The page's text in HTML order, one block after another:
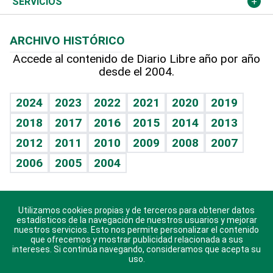
Hablando con el pediatra
Vida y familia
Eñe
Celebrando la vida
Sin complejos
En pocas palabras
Escuchando al corazón
Economía Personal
Línea de hit
TBT Deportivo
Más firmas
Hecho en casa
Guía del dinero
Cumpleaños
Horóscopos
Crucigramas
ARCHIVO HISTÓRICO
Accede al contenido de Diario Libre año por año
desde el 2004.
2024 2023 2022 2021 2020
2019
2018
2017 2016 2015 2014
2013
2012
2011 2010 2009 2008
2007
2006
2005 2004
Descarga nuestras aplicaciones para Android, iOS y
sistema Huawei.
Utilizamos cookies propias y de terceros para obtener datos
estadísticos de la navegación de nuestros usuarios y mejorar
nuestros servicios. Esto nos permite personalizar el contenido
que ofrecemos y mostrar publicidad relacionada a sus
intereses. Si continúa navegando, consideramos que acepta su
uso.